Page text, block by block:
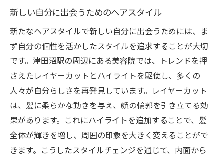
新しい自分に出会うためのヘアスタイル
新たなヘアスタイルで新しい自分に出会うためには、ま
ず自分の個性を活かしたスタイルを追求することが大切
です。津田沼駅の周辺にある美容院では、トレンドを押
さえたレイヤーカットとハイライトを駆使し、多くの
人々が自分らしさを再発見しています。レイヤーカット
は、髪に柔らかな動きを与え、顔の輪郭を引き立てる効
果があります。これにハイライトを追加することで、髪
全体が輝きを増し、周囲の印象を大きく変えることがで
きます。こうしたスタイルチェンジを通じて、内面から